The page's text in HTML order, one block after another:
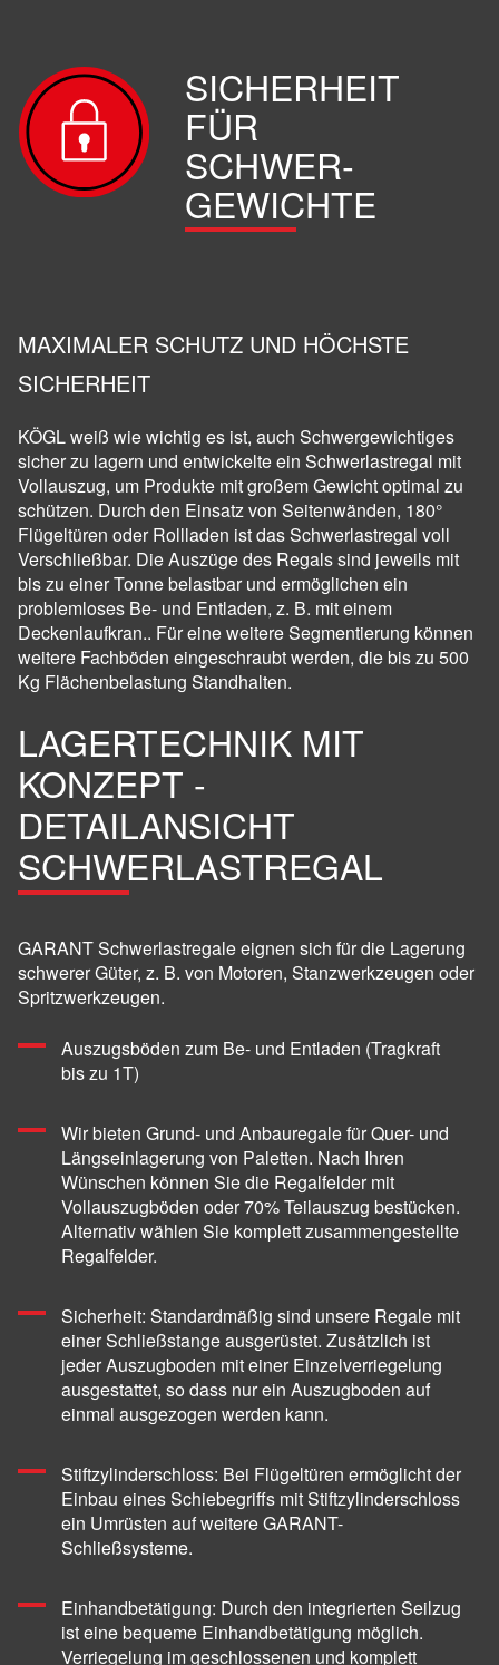
SICHERHEIT
FÜR
SCHWER­
GEWICHTE
MAXIMALER SCHUTZ UND HÖCHSTE
SICHERHEIT
KÖGLweiß wie wichtig es ist, auch Schwergewichtiges
sicher zu lagern und entwickelte ein Schwerlastregal mit
Vollauszug, um Produkte mit großem Gewicht optimal zu
schützen. Durch den Einsatz von Seitenwänden, 180°
Flügeltüren oder Rollladen ist das Schwerlastregal voll
Verschließbar. Die Auszüge des Regals sind jeweils mit
bis zu einer Tonne belastbar und ermöglichen ein
problemloses Be- und Entladen, z. B. mit einem
Deckenlaufkran.. Für eine weitere Segmentierung können
weitere Fachböden eingeschraubt werden, die bis zu 500
Kg Flächenbelastung Standhalten.
LAGERTECHNIK MIT
KONZEPT -
DETAILANSICHT
SCHWERLASTREGAL
GARANT Schwerlastregale eignen sich für die Lagerung
schwerer Güter, z. B. von Motoren, Stanzwerkzeugen oder
Spritzwerkzeugen.
Auszugsböden zum Be- und Entladen (Tragkraft
bis zu 1T)
Wir bieten Grund- und Anbauregale für Quer- und
Längseinlagerung von Paletten. Nach Ihren
Wünschen können Sie die Regalfelder mit
Vollauszugböden oder 70% Teilauszug bestücken.
Alternativ wählen Sie komplett zusammengestellte
Regalfelder.
Sicherheit: Standardmäßig sind unsere Regale mit
einer Schließstange ausgerüstet. Zusätzlich ist
jeder Auszugboden mit einer Einzelverriegelung
ausgestattet, so dass nur ein Auszugboden auf
einmal ausgezogen werden kann.
Stiftzylinderschloss: Bei Flügeltüren ermöglicht der
Einbau eines Schiebegriffs mit Stiftzylinderschloss
ein Umrüsten auf weitere GARANT-
Schließsysteme.
Einhandbetätigung: Durch den integrierten Seilzug
ist eine bequeme Einhandbetätigung möglich.
Verriegelung im geschlossenen und komplett